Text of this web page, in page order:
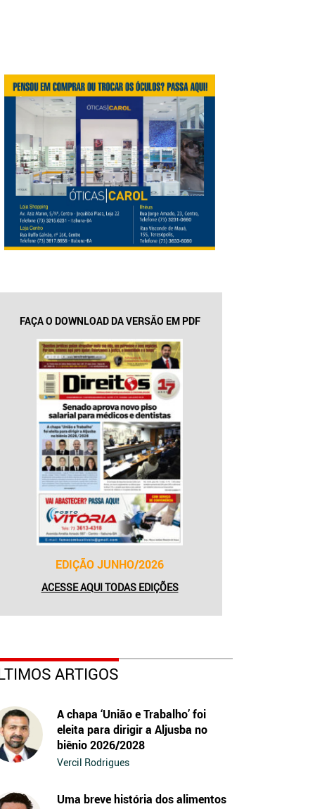
FAÇA O DOWNLOAD DA VERSÃO EM PDF
EDIÇÃO JUNHO/2026
ACESSE AQUI TODAS EDIÇÕES
ARTIGOS
A chapa ‘União e Trabalho’ foi
eleita para dirigir a Aljusba no
biênio 2026/2028
Vercil Rodrigues
Uma breve história dos alimentos